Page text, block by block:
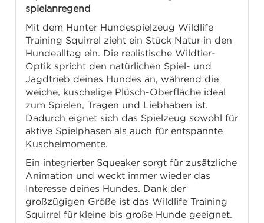
spielanregend
Mit dem Hunter Hundespielzeug Wildlife
Training Squirrel zieht ein Stück Natur in den
Hundealltag ein. Die realistische Wildtier-
Optik spricht den natürlichen Spiel- und
Jagdtrieb deines Hundes an, während die
weiche, kuschelige Plüsch-Oberfläche ideal
zum Spielen, Tragen und Liebhaben ist.
Dadurch eignet sich das Spielzeug sowohl für
aktive Spielphasen als auch für entspannte
Kuschelmomente.
Ein integrierter Squeaker sorgt für zusätzliche
Animation und weckt immer wieder das
Interesse deines Hundes. Dank der
großzügigen Größe ist das Wildlife Training
Squirrel für kleine bis große Hunde geeignet.